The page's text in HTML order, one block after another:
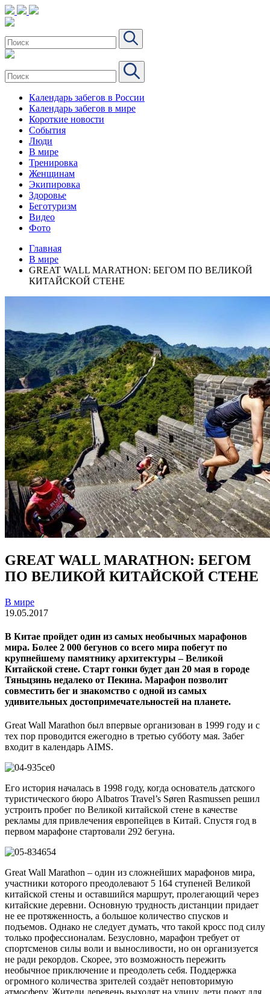
Календарь забегов в России
Календарь забегов в мире
Короткие новости
События
Люди
В мире
Тренировка
Женщинам
Экипировка
Здоровье
Беготуризм
Видео
Фото
Главная
В мире
GREAT WALL MARATHON: БЕГОМ ПО ВЕЛИКОЙ
КИТАЙСКОЙ СТЕНЕ
GREAT WALL MARATHON: БЕГОМ
ПО ВЕЛИКОЙ КИТАЙСКОЙ СТЕНЕ
В мире
19.05.2017
В Китае пройдет один из самых необычных марафонов
мира. Более 2 000 бегунов со всего мира побегут по
крупнейшему памятнику архитектуры – Великой
Китайской стене. Старт гонки будет дан 20 мая в городе
Тяньцзинь недалеко от Пекина. Марафон позволит
совместить бег и знакомство с одной из самых
удивительных достопримечательностей на планете.
Great Wall Marathon был впервые организован в 1999 году и с
тех пор проводится ежегодно в третью субботу мая. Забег
входит в календарь AIMS.
Его история началась в 1998 году, когда основатель датского
туристического бюро Albatros Travel’s Søren Rasmussen решил
устроить пробег по Великой китайской стене в качестве
рекламы для привлечения европейцев в Китай. Спустя год в
первом марафоне стартовали 292 бегуна.
Great Wall Marathon – один из сложнейших марафонов мира,
участники которого преодолевают 5 164 ступеней Великой
китайской стены и оставшийся маршрут, пролегающий через
китайские деревни. Основную трудность дистанции придает
не ее протяженность, а большое количество спусков и
подъемов. Однако не следует думать, что такой кросс под силу
только профессионалам. Безусловно, марафон требует от
спортсменов силы воли и выносливости, но он организуется
не ради рекордов. Скорее, это возможность пережить
необычное приключение и преодолеть себя. Поддержка
огромного количества зрителей создаёт неповторимую